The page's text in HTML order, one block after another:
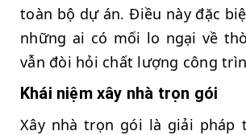
toàn bộ dự án. Điều này đặc
những ai có mối lo ngại về
vẫn đòi hỏi chất lượng công
Khái niệm xây nhà trọn gói
Xây nhà trọn gói là giải pháp